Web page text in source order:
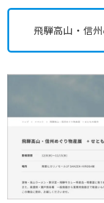
飛騨高山・信